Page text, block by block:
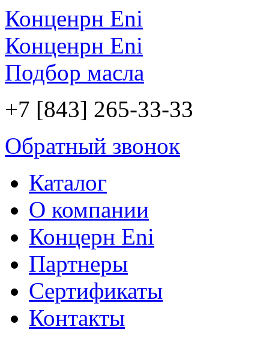
Конценрн Eni
Конценрн Eni
Подбор масла
+7 [843] 265-33-33
Обратный звонок
Каталог
О компании
Концерн Eni
Партнеры
Сертификаты
Контакты